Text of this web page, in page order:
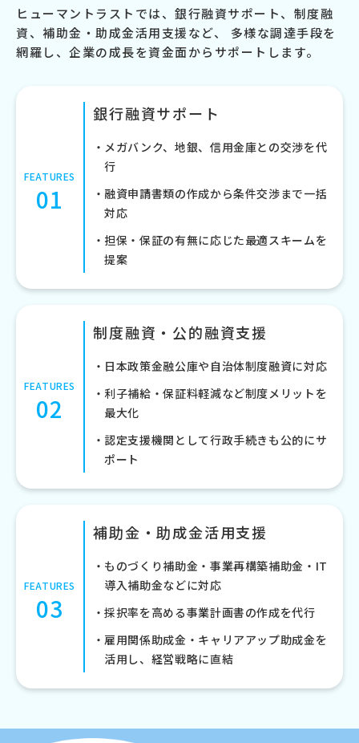
ヒューマントラストでは、銀行融資サポート、制度融
資、補助金・助成金活用支援など、
多様な調達手段を
網羅し、企業の成長を資金面からサポートします。
FEATURES
01
銀行融資サポート
メガバンク、地銀、信用金庫との交渉を代
行
融資申請書類の作成から条件交渉まで一括
対応
担保・保証の有無に応じた最適スキームを
提案
FEATURES
02
制度融資・公的融資支援
日本政策金融公庫や自治体制度融資に対応
利子補給・保証料軽減など制度メリットを
最大化
認定支援機関として行政手続きも公的にサ
ポート
FEATURES
03
補助金・助成金活用支援
ものづくり補助金・事業再構築補助金・IT
導入補助金などに対応
採択率を高める事業計画書の作成を代行
雇用関係助成金・キャリアアップ助成金を
活用し、経営戦略に直結